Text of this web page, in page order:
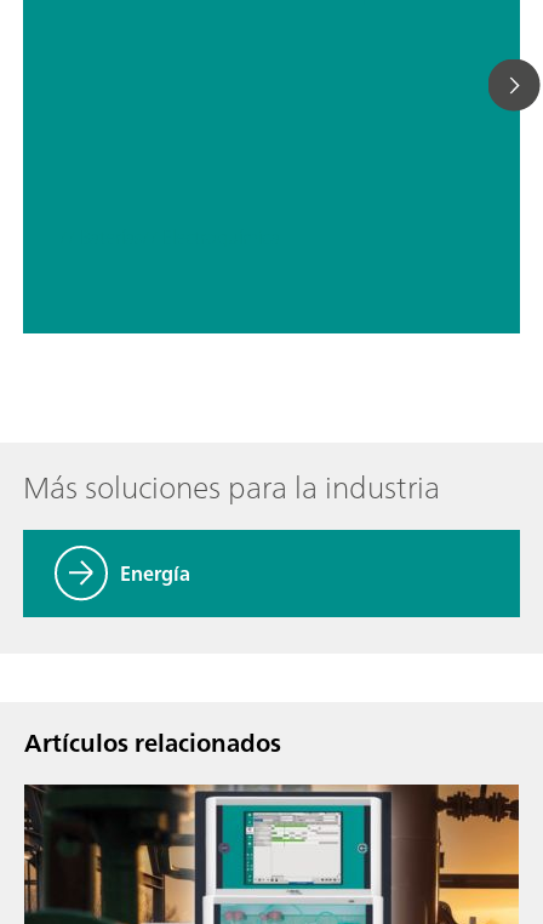
Más soluciones para la industria
Energía
Artículos relacionados